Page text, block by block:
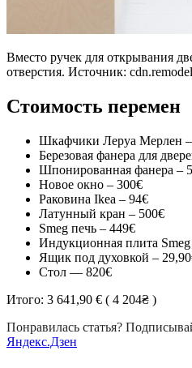
Вместо ручек для открывания
отверстия. Источник:
Стоимость перемен
Шкафчики Леруа Мерлен
Березовая фанера для
Шпонированная фанера –
Новое окно – 300€
Раковина Ikea – 94€
Латунный кран – 500€
Smeg печь – 449€
Индукционная плита
Ящик под духовкой –
Стол — 820€
Итого: 3 641,90 € ( 4 204₴ )
Понравилась статья?
Яндекс.Дзен